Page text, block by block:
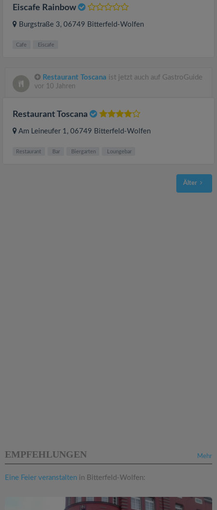
Eiscafe Rainbow
Burgstraße 3, 06749 Bitterfeld-Wolfen
Cafe Eiscafe
Restaurant Toscana ist jetzt auch auf GastroGuide
vor 10 Jahren
Restaurant Toscana
Am Leineufer 1, 06749 Bitterfeld-Wolfen
Restaurant Bar Biergarten Loungebar
Älter
Mehr
EMPFEHLUNGEN
Eine Feier veranstalten in Bitterfeld-Wolfen: